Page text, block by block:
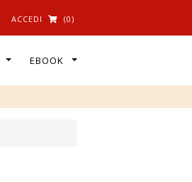
ACCEDI (0)
EBOOK